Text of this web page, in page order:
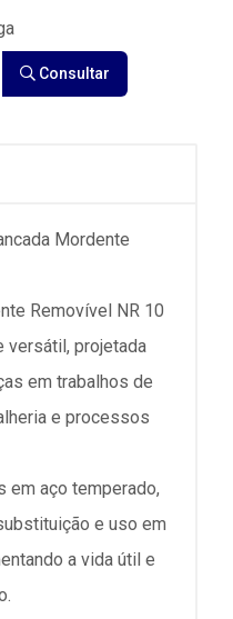
Consultar
Mordente
Removível NR 10
versátil, projetada
em trabalhos de
e processos
em aço temperado,
e uso em
a vida útil e